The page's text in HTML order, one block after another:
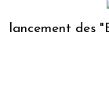
des